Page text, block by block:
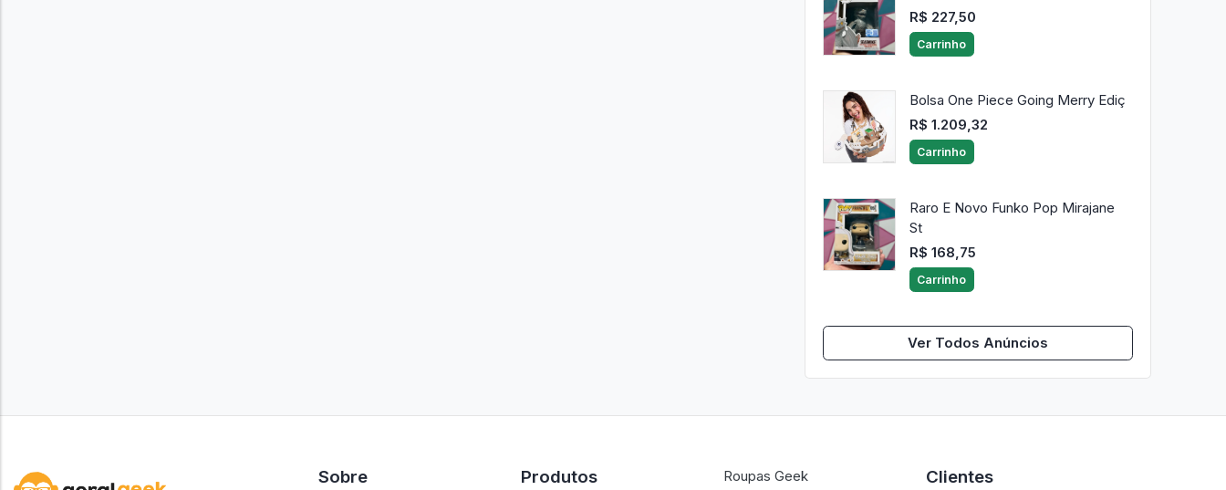
R$ 227,50
Carrinho
Bolsa One Piece Going Merry Ediç
R$ 1.209,32
Carrinho
Raro E Novo Funko Pop Mirajane
St
R$ 168,75
Carrinho
Ver Todos Anúncios
Sobre Produtos
Roupas Geek
Clientes